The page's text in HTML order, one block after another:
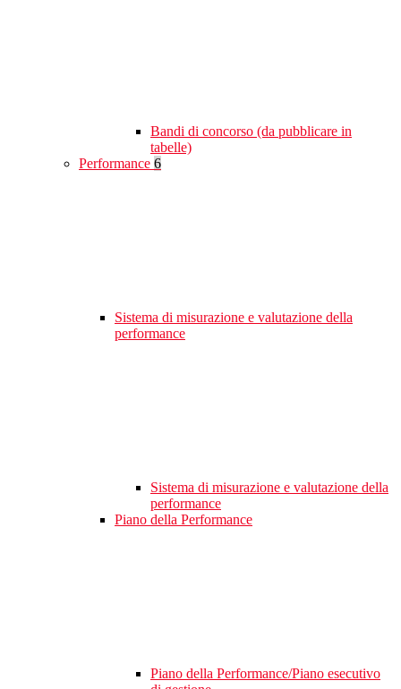
Bandi di concorso (da pubblicare in
tabelle)
Performance 6
Sistema di misurazione e valutazione della
performance
Sistema di misurazione e valutazione della
performance
Piano della Performance
Piano della Performance/Piano esecutivo